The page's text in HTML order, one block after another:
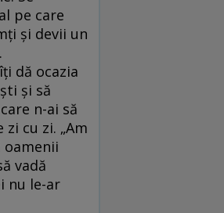
pe care
și devii un
dă ocazia
și să
n-ai să
zi cu zi. „Am
oamenii
vadă
nu le-ar